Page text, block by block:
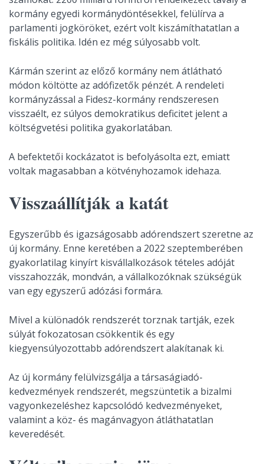
kormány egyedi kormánydöntésekkel, felülírva a
parlamenti jogköröket, ezért volt kiszámíthatatlan a
fiskális politika. Idén ez még súlyosabb volt.
Kármán szerint az előző kormány nem átlátható
módon költötte az adófizetők pénzét. A rendeleti
kormányzással a Fidesz-kormány rendszeresen
visszaélt, ez súlyos demokratikus deficitet jelent a
költségvetési politika gyakorlatában.
A befektetői kockázatot is befolyásolta ezt, emiatt
voltak magasabban a kötvényhozamok idehaza.
Visszaállítják a katát
Egyszerűbb és igazságosabb adórendszert szeretne az
új kormány. Enne keretében a 2022 szeptemberében
gyakorlatilag kinyírt kisvállalkozások tételes adóját
visszahozzák, mondván, a vállalkozóknak szükségük
van egy egyszerű adózási formára.
Mivel a különadók rendszerét torznak tartják, ezek
súlyát fokozatosan csökkentik és egy
kiegyensúlyozottabb adórendszert alakítanak ki.
Az új kormány felülvizsgálja a társaságiadó-
kedvezmények rendszerét, megszüntetik a bizalmi
vagyonkezeléshez kapcsolódó kedvezményeket,
valamint a köz- és magánvagyon átláthatatlan
keveredését.